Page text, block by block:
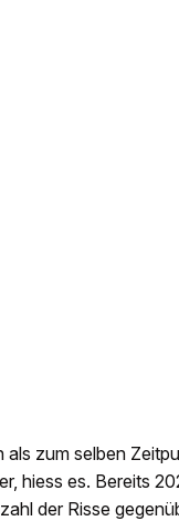
zum selben
hiess es. Bereits
der Risse